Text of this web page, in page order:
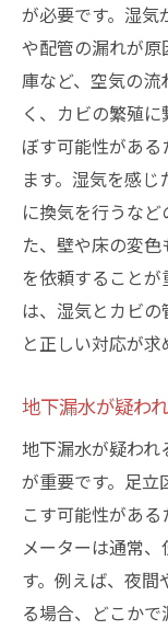
地域密
信頼で
緊急時に迅
24時間
迅速な
地域知
緊急時
過去の
信頼で
地下漏水修
非破壊
高品質
技術革
環境に
最新技
地域特性を
が必要です。湿
や配管の漏れが
庫など、空気の
く、カビの繁殖
ぼす可能性があ
ます。湿気を感
に換気を行うな
た、壁や床の変
を依頼すること
は、湿気とカビ
と正しい対応が求
地下漏水が疑わ
地下漏水が疑わ
が重要です。足
こす可能性があ
メーターは通常
す。例えば、夜
る場合、どこか